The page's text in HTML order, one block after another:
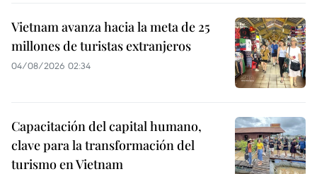
Vietnam avanza hacia la meta de 25
millones de turistas extranjeros
04/08/2026 02:34
Capacitación del capital humano,
clave para la transformación del
turismo en Vietnam